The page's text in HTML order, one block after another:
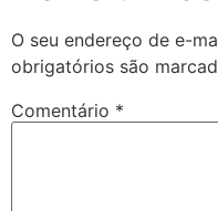
O seu endereço de e-
obrigatórios são
Comentário *